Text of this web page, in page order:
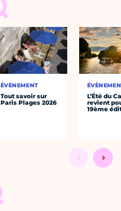
ÉVÈNEMENT
Tout savoir sur
Paris Plages 2026
L’Été du
revient
19ème